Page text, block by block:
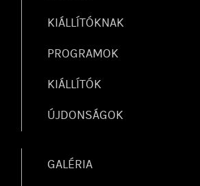
KIÁLLÍTÓKNAK
PROGRAMOK
KIÁLLÍTÓK
ÚJDONSÁGOK
GALÉRIA